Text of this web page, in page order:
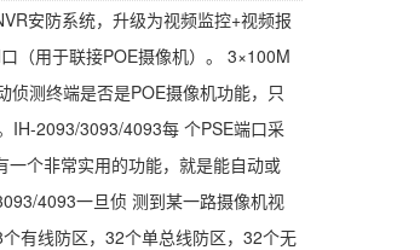
安防系统，升级为视频监控+视频报
（用于联接POE摄像机）。 3×100M
测终端是否是POE摄像机功能，只
IH-2093/3093/4093每 个PSE端口采
个非常实用的功能，就是能自动或
4093一旦侦 测到某一路摄像机视
有线防区，32个单总线防区，32个无